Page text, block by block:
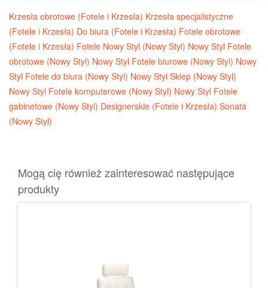
Krzesła obrotowe (Fotele i Krzesła) Krzesła specjalistyczne
(Fotele i Krzesła) Do biura (Fotele i Krzesła) Fotele obrotowe
(Fotele i Krzesła) Fotele Nowy Styl (Nowy Styl) Nowy Styl Fotele
obrotowe (Nowy Styl) Nowy Styl Fotele biurowe (Nowy Styl) Nowy
Styl Fotele do biura (Nowy Styl) Nowy Styl Sklep (Nowy Styl)
Nowy Styl Fotele komputerowe (Nowy Styl) Nowy Styl Fotele
gabinetowe (Nowy Styl) Designerskie (Fotele i Krzesła) Sonata
(Nowy Styl)
Mogą cię również zainteresować następujące
produkty